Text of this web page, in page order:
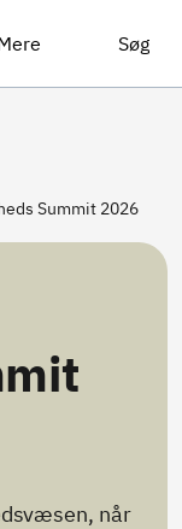
Søg
dig her
Summit 2026
når